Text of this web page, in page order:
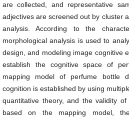
are collected, and representative
adjectives are screened out by cluster
analysis. According to the
morphological analysis is used to
design, and modeling image cognitive
establish the cognitive space of
mapping model of perfume bottle
cognition is established by using
quantitative theory, and the validity
based on the mapping model,